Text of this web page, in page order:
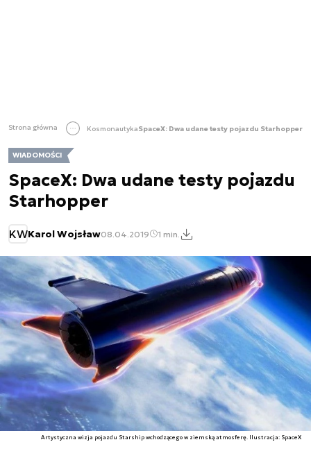
Strona główna KosmonautykaSpaceX: Dwa udane testy pojazdu Starhopper
WIADOMOŚCI
SpaceX: Dwa udane testy pojazdu
Starhopper
KWKarol Wojsław08.04.2019 1 min.
Artystyczna wizja pojazdu Starship wchodzącego w ziemską atmosferę. Ilustracja: SpaceX